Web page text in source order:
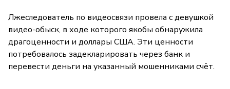
Лжеследователь по видеосвязи провела с девушкой
видео-обыск, в ходе которого якобы обнаружила
драгоценности и доллары США. Эти ценности
потребовалось задекларировать через банк и
перевести деньги на указанный мошенниками счёт.